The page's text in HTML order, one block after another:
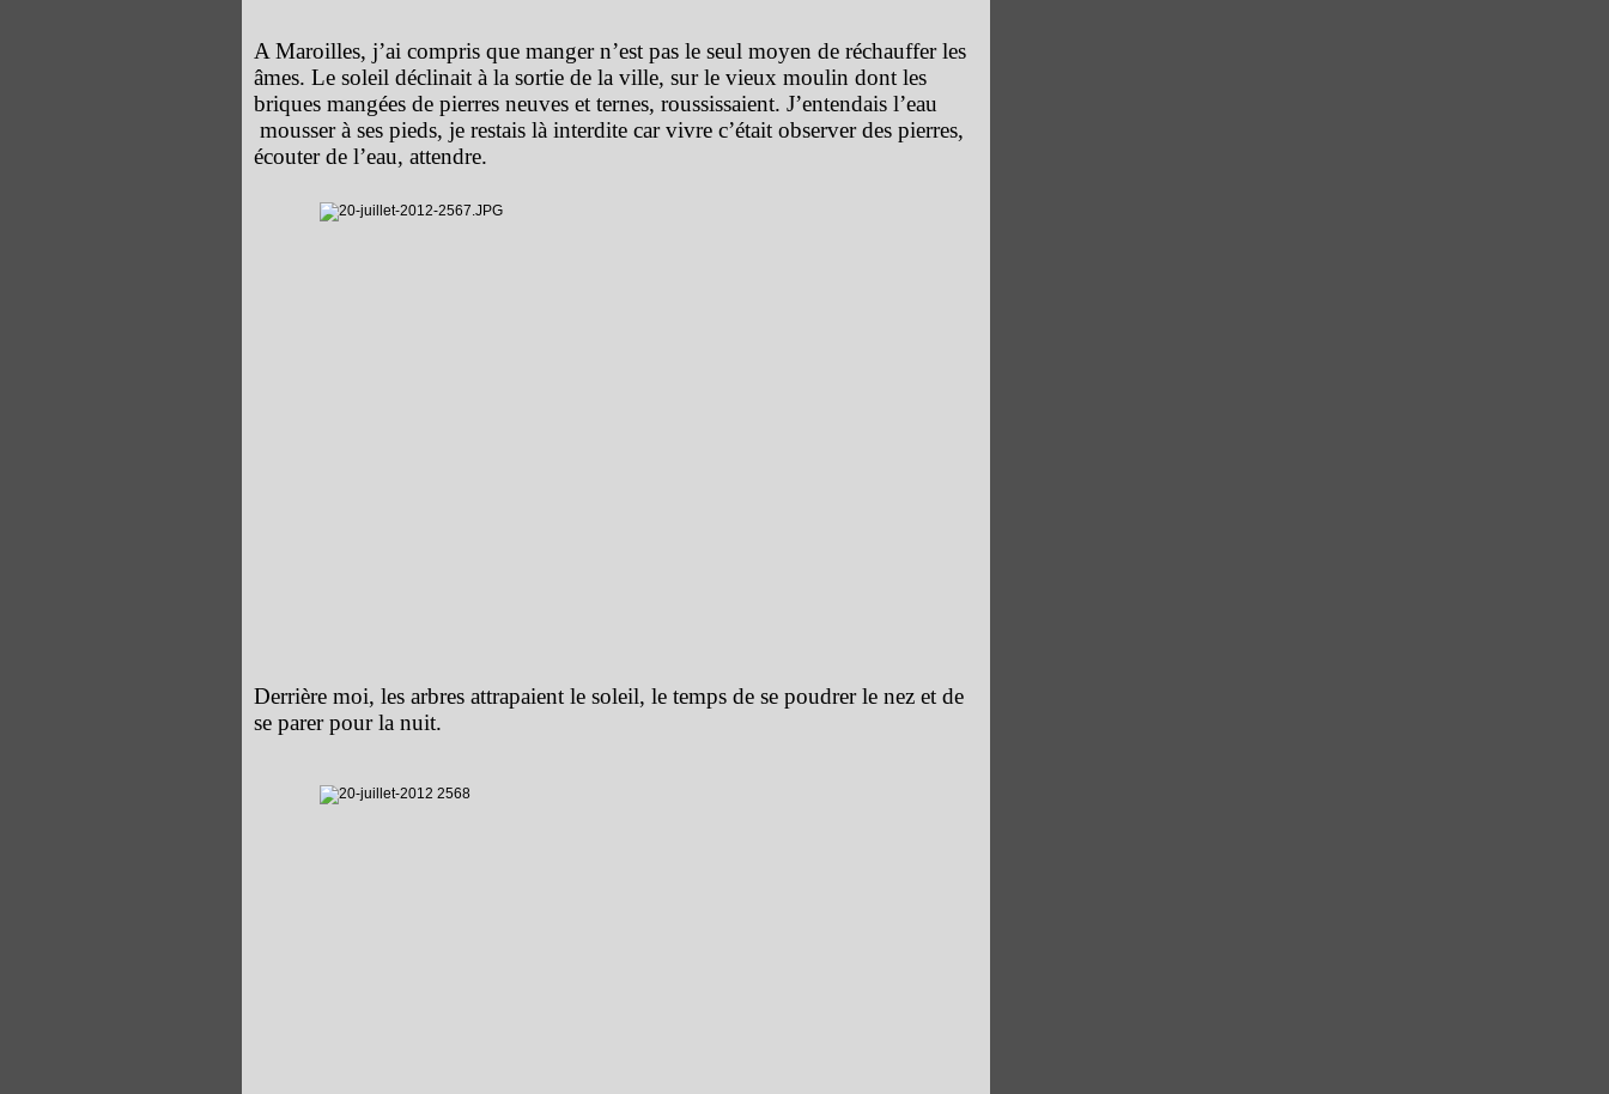
A Maroilles, j’ai compris que manger n’est pas le seul moyen de réchauffer les
âmes. Le soleil déclinait à la sortie de la ville, sur le vieux moulin dont les
briques mangées de pierres neuves et ternes, roussissaient. J’entendais l’eau
mousser à ses pieds, je restais là interdite car vivre c’était observer des pierres,
écouter de l’eau, attendre.
Derrière moi, les arbres attrapaient le soleil, le temps de se poudrer le nez et de
se parer pour la nuit.